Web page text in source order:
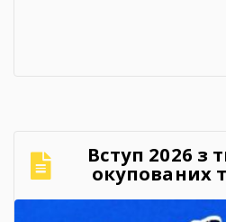
Вступ 2026 з
окупованих